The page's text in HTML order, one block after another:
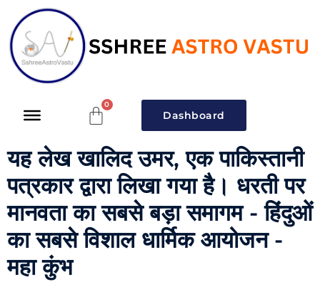
Dashboard
यह लेख खालिद उमर, एक पाकिस्तानी
पत्रकार द्वारा लिखा गया है। धरती पर
मानवता का सबसे बड़ा समागम - हिंदुओं
का सबसे विशाल धार्मिक आयोजन -
महा कुंभ